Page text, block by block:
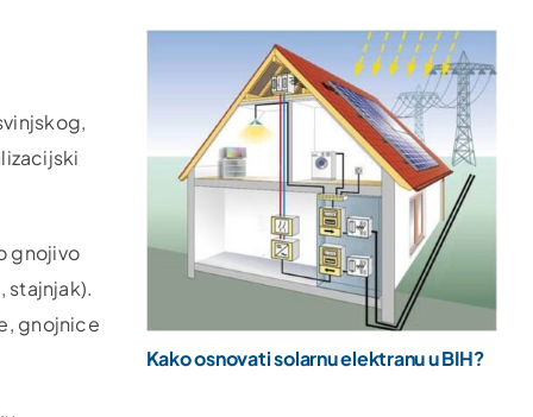
gnojivo
stajnjak).
gnojnice
Kako osnovati solarnu elektranu u BIH?